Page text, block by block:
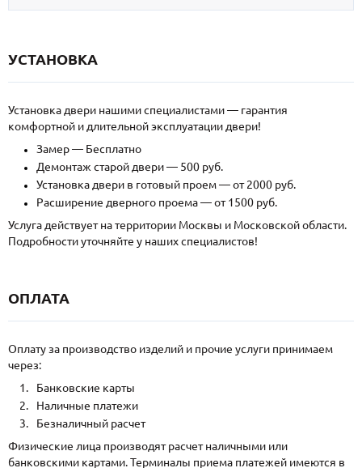
УСТАНОВКА
Установка двери нашими специалистами — гарантия
комфортной и длительной эксплуатации двери!
Замер — Бесплатно
Демонтаж старой двери — 500 руб.
Установка двери в готовый проем — от 2000 руб.
Расширение дверного проема — от 1500 руб.
Услуга действует на территории Москвы и Московской области.
Подробности уточняйте у наших специалистов!
ОПЛАТА
Оплату за производство изделий и прочие услуги принимаем
через:
Банковские карты
Наличные платежи
Безналичный расчет
Физические лица производят расчет наличными или
банковскими картами. Терминалы приема платежей имеются в